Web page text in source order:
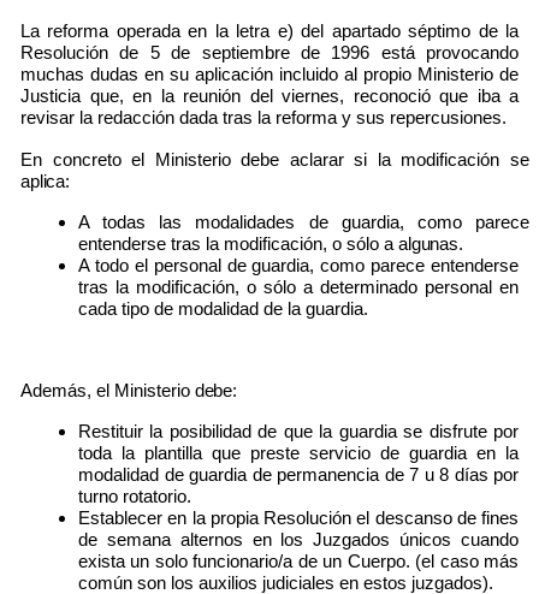
La reforma operada en la letra e) del apartado séptimo de la
Resolución de 5 de septiembre de 1996 está provocando
muchas dudas en su aplicación incluido al propio Ministerio de
Justicia que, en la reunión del viernes, reconoció que iba a
revisar la redacción dada tras la reforma y sus repercusiones.
En concreto el Ministerio debe aclarar si la modificación se
aplica:
A todas las modalidades de guardia, como parece
entenderse tras la modificación, o sólo a algunas.
A todo el personal de guardia, como parece entenderse
tras la modificación, o sólo a determinado personal en
cada tipo de modalidad de la guardia.
Además, el Ministerio debe:
Restituir la posibilidad de que la guardia se disfrute por
toda la plantilla que preste servicio de guardia en la
modalidad de guardia de permanencia de 7 u 8 días por
turno rotatorio.
Establecer en la propia Resolución el descanso de fines
de semana alternos en los Juzgados únicos cuando
exista un solo funcionario/a de un Cuerpo. (el caso más
común son los auxilios judiciales en estos juzgados).